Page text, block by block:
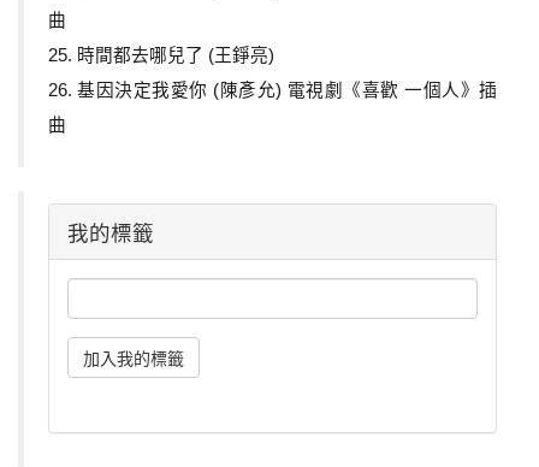
曲
25. 時間都去哪兒了 (王錚亮)
26. 基因決定我愛你 (陳彥允) 電視劇《喜歡 一個人》插
曲
我的標籤